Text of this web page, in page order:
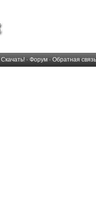
Скачать! · Форум · Обратная связь